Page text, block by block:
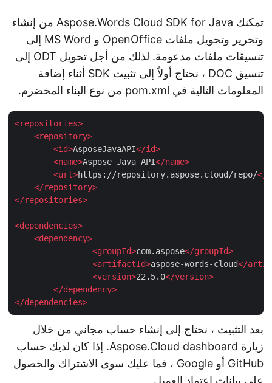
تمكنكAspose.Words Cloud SDK for Javaمن إنشاء
وتحرير وتحويل ملفات OpenOffice و MS Word إلى
تنسيقات ملفات مدعومة
. لذلك من أجل تحويل ODT إلى
تنسيق DOC ، نحتاج أولاً إلى تثبيت SDK أثناء إضافة
المعلومات التالية في pom.xml من نوع البناء المخضرم.
<repositories
<repository
<id>AsposeJavaAPI</id
<name>Aspose Java API</name
<url>https://repository.aspose.cloud/repo/
</repository
</repositories
<dependencies
<dependency
<groupId>com.aspose</groupId
<artifactId>aspose-words-cloud</
<version>22.5.0</version
</dependency
</dependencies
بعد التثبيت ، نحتاج إلى إنشاء حساب مجاني من خلال
زيارةAspose.Cloud dashboard. إذا كان لديك حساب
GitHub أو Google ، فما عليك سوى الاشتراك والحصول
على بيانات اعتماد العميل.